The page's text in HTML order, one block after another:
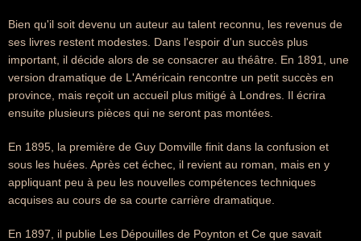
Bien qu'il soit devenu un auteur au talent reconnu, les revenus de
ses livres restent modestes. Dans l'espoir d'un succès plus
important, il décide alors de se consacrer au théâtre. En 1891, une
version dramatique de L'Américain rencontre un petit succès en
province, mais reçoit un accueil plus mitigé à Londres. Il écrira
ensuite plusieurs pièces qui ne seront pas montées.
En 1895, la première de Guy Domville finit dans la confusion et
sous les huées. Après cet échec, il revient au roman, mais en y
appliquant peu à peu les nouvelles compétences techniques
acquises au cours de sa courte carrière dramatique.
En 1897, il publie Les Dépouilles de Poynton et Ce que savait